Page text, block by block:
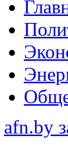
afn.by